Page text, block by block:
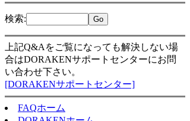
検索:
上記Q&Aをご覧になっても解決しない場
合はDORAKENサポートセンターにお問
い合わせ下さい。
[DORAKENサポートセンター]
FAQホーム